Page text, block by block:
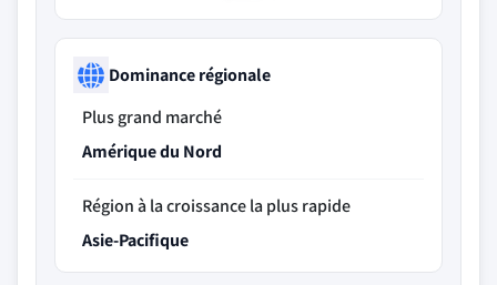
Dominance régionale
Plus grand marché
Amérique du Nord
Région à la croissance la plus rapide
Asie-Pacifique